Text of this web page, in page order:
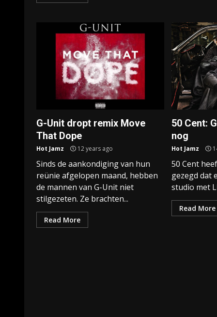
G-Unit dropt remix Move
That Dope
Hot Jamz 12 years ago
Sinds de aankondiging van hun
reünie afgelopen maand, hebben
de mannen van G-Unit niet
stilgezeten. Ze brachten...
Read More
50 Cent:
nog
Hot Jamz
50 Cent
gezegd dat
studio met
Read More